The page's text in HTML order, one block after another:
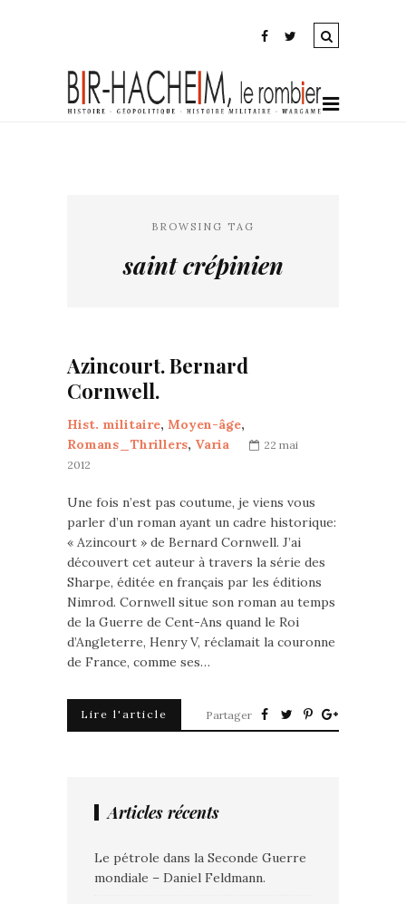
BROWSING TAG
saint crépinien
Azincourt. Bernard
Cornwell.
Hist. militaire, Moyen-âge,
Romans_Thrillers, Varia
22 mai
2012
Une fois n’est pas coutume, je viens vous
parler d’un roman ayant un cadre historique:
« Azincourt » de Bernard Cornwell. J’ai
découvert cet auteur à travers la série des
Sharpe, éditée en français par les éditions
Nimrod. Cornwell situe son roman au temps
de la Guerre de Cent-Ans quand le Roi
d’Angleterre, Henry V, réclamait la couronne
de France, comme ses…
Lire l'article Partager
Articles récents
Le pétrole dans la Seconde Guerre
mondiale – Daniel Feldmann.